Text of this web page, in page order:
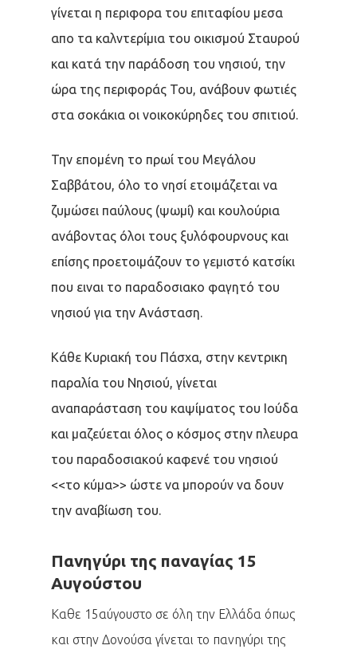
γίνεται η περιφορα του επιταφίου μεσα
απο τα καλντερίμια του οικισμού Σταυρού
και κατά την παράδοση του νησιού, την
ώρα της περιφοράς Του, ανάβουν φωτιές
στα σοκάκια οι νοικοκύρηδες του σπιτιού.
Την επομένη το πρωί του Μεγάλου
Σαββάτου, όλο το νησί ετοιμάζεται να
ζυμώσει παύλους (ψωμί) και κουλούρια
ανάβοντας όλοι τους ξυλόφουρνους και
επίσης προετοιμάζουν το γεμιστό κατσίκι
που ειναι το παραδοσιακο φαγητό του
νησιού για την Ανάσταση.
Κάθε Κυριακή του Πάσχα, στην κεντρικη
παραλία του Νησιού, γίνεται
αναπαράσταση του καψίματος του Ιούδα
και μαζεύεται όλος ο κόσμος στην πλευρα
του παραδοσιακού καφενέ του νησιού
<<το κύμα>> ώστε να μπορούν να δουν
την αναβίωση του.
Πανηγύρι της παναγίας 15
Αυγούστου
Καθε 15αύγουστο σε όλη την Ελλάδα όπως
και στην Δονούσα γίνεται το πανηγύρι της